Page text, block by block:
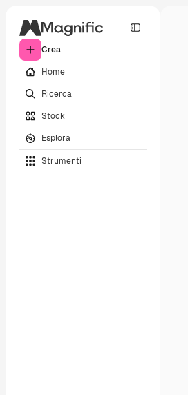
Crea
Home
Ricerca
Stock
Esplora
Strumenti